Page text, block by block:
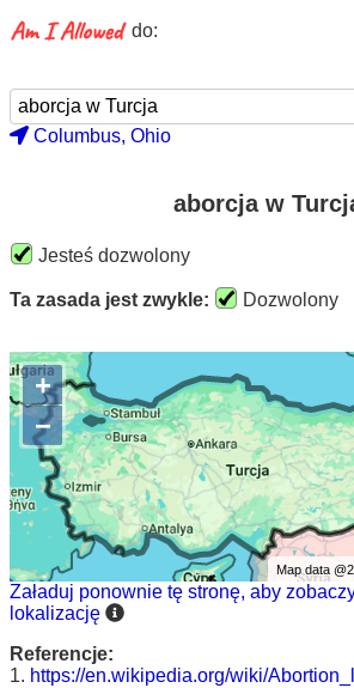
do:
Columbus, Ohio
aborcja w
Jesteś dozwolony
Ta zasada jest zwykle: Dozwolony
+
−
Map data
Załaduj ponownie tę stronę, aby
lokalizację
Referencje:
1. https://en.wikipedia.org/wiki/